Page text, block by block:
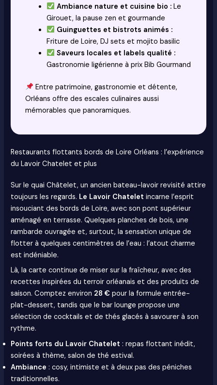
Ambiance nature et cuisine bio :Le
Girouet, la pause zen et gourmande
Guinguettes et bistrots animés :
Friture de Loire, DJ sets et mojito basilic
Saveurs locales et labels qualité :
Gastronomie ligérienne à prix Bib Gourmand
Entre patrimoine, gastronomie et détente,
Orléans offre des escales culinaires aussi
mémorables que panoramiques.
Restaurants flottants bords de Loire Orléans : l’expérience
du Lavoir Chatelet et plus
Sur le quai Châtelet, un ancien bateau-lavoir revisité attire
toujours les regards. Le Lavoir Chatelet incarne l’esprit
insouciant des bords de Loire, avec son pont supérieur
aménagé en terrasse. Quelques planches de bois, une
rambarde ouvragée et, surtout, la sensation unique de
flotter à quelques centimètres de l’eau : l’atout charme
est indéniable.
Là, la carte continue de miser sur la fraîcheur, avec des
recettes inspirées du terroir orléanais et des produits de
saison. Comptez environ 28 € pour la formule entrée-
plat-dessert, tandis que le bar lounge propose une
sélection de cocktails et de thés glacés à savourer à son
rythme.
Points forts du Lavoir Chatelet : repas flottant inédit,
soirées à thème, salon de thé estival.
Ambiance : cosy, intimiste et à deux pas des péniches
traditionnelles.